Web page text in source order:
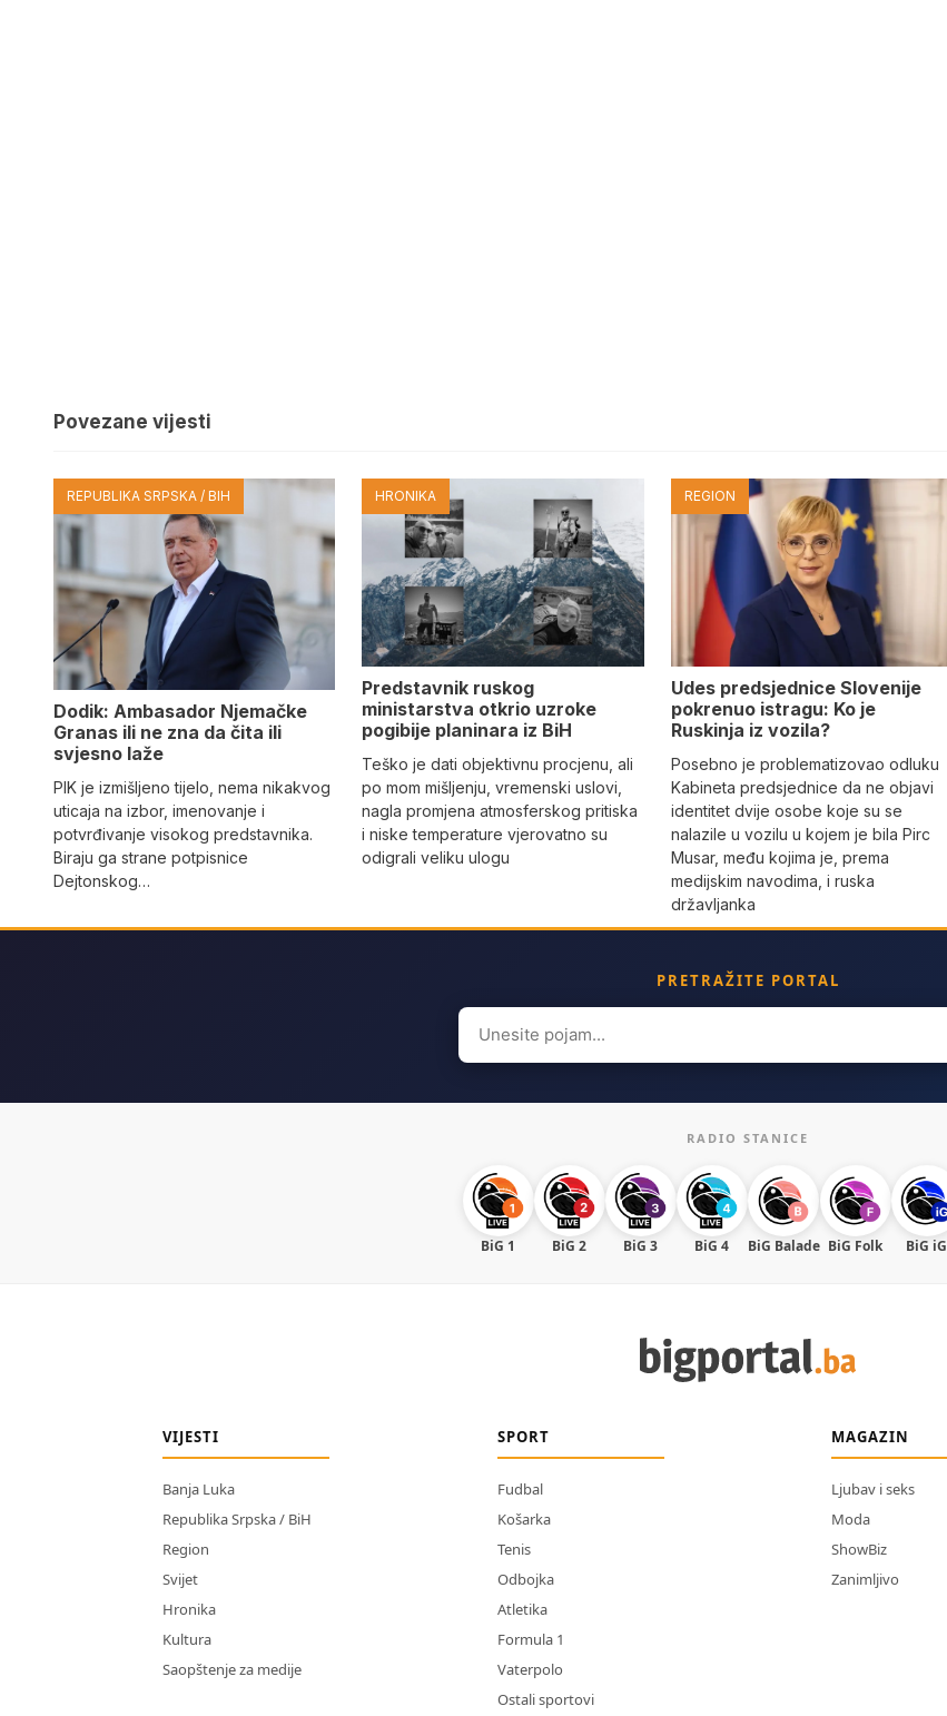
Povezane vijesti
REPUBLIKA SRPSKA / BIH
Dodik: Ambasador Njemačke
Granas ili ne zna da čita ili
svjesno laže
PIK je izmišljeno tijelo, nema nikakvog
uticaja na izbor, imenovanje i
potvrđivanje visokog predstavnika.
Biraju ga strane potpisnice
Dejtonskog…
HRONIKA
Predstavnik ruskog
ministarstva otkrio uzroke
pogibije planinara iz BiH
Teško je dati objektivnu procjenu, ali
po mom mišljenju, vremenski uslovi,
nagla promjena atmosferskog pritiska
i niske temperature vjerovatno su
odigrali veliku ulogu
REGION
Udes predsjednice Slovenije
pokrenuo istragu: Ko je
Ruskinja iz vozila?
Posebno je problematizovao odluku
Kabineta predsjednice da ne objavi
identitet dvije osobe koje su se
nalazile u vozilu u kojem je bila Pirc
Musar, među kojima je, prema
medijskim navodima, i ruska
državljanka
PRETRAŽITE PORTAL
Search
for:
RADIO STANICE
BiG 1 BiG 2 BiG 3 BiG 4 BiG Balade BiG Folk BiG iG
VIJESTI
Banja Luka
Republika Srpska / BiH
Region
Svijet
Hronika
Kultura
Saopštenje za medije
SPORT
Fudbal
Košarka
Tenis
Odbojka
Atletika
Formula 1
Vaterpolo
Ostali sportovi
MAGAZIN
Ljubav i seks
Moda
ShowBiz
Zanimljivo